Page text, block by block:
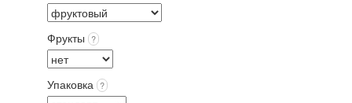
Фрукты ?
Упаковка ?